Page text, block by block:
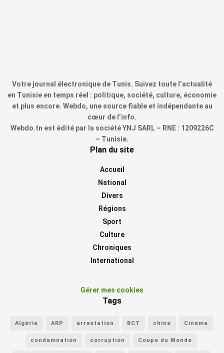
Votre journal électronique de Tunis. Suivez toute l’actualité
en Tunisie en temps réel : politique, société, culture, économie
et plus encore. Webdo, une source fiable et indépendante au
cœur de l’info.
Webdo.tn est édité par la société YNJ SARL – RNE : 1209226C
– Tunisie.
Plan du site
Accueil
National
Divers
Régions
Sport
Culture
Chroniques
International
Gérer mes cookies
Tags
Algérie ARP arrestation BCT chine Cinéma
condamnation corruption Coupe du Monde